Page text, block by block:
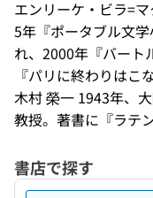
エンリーケ・ビラ=
5年『ポータブル文
れ、2000年『バート
『パリに終わりはこ
木村 榮一 1943年、
教授。著書に『ラテ
書店で探す